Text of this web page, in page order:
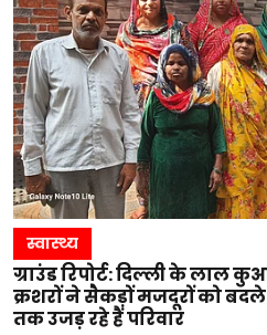
स्वास्थ्य
ग्राउंड रिपोर्ट: दिल्ली के
क्रशरों ने सैकड़ों मजदूरों को
तक उजड़ रहे हैं परिवार